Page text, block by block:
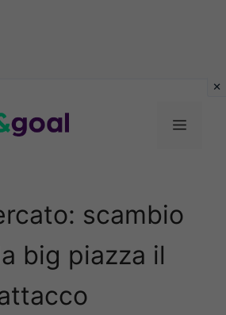
Menu
scambio
big piazza il